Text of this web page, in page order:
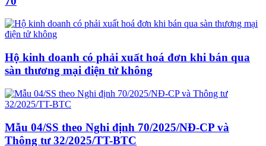
Hộ kinh doanh có phải xuất hoá đơn khi bán qua
sàn thương mại điện tử không
Mẫu 04/SS theo Nghi định 70/2025/NĐ-CP và
Thông tư 32/2025/TT-BTC